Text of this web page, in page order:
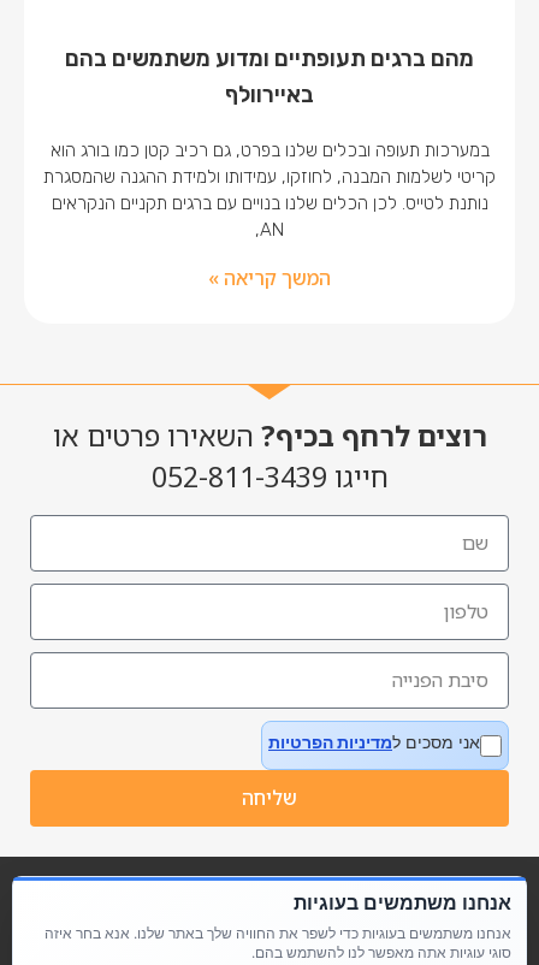
מהם ברגים תעופתיים ומדוע משתמשים בהם
באיירוולף
במערכות תעופה ובכלים שלנו בפרט, גם רכיב קטן כמו בורג הוא
קריטי לשלמות המבנה, לחוזקו, עמידותו ולמידת ההגנה שהמסגרת
נותנת לטייס. לכן הכלים שלנו בנויים עם ברגים תקניים הנקראים
AN,
המשך קריאה »
רוצים לרחף בכיף? השאירו פרטים או
חייגו 052-811-3439
אני מסכים למדיניות הפרטיות
שליחה
אנחנו משתמשים בעוגיות
אנחנו משתמשים בעוגיות כדי לשפר את החוויה שלך באתר שלנו. אנא בחר איזה
סוגי עוגיות אתה מאפשר לנו להשתמש בהם.